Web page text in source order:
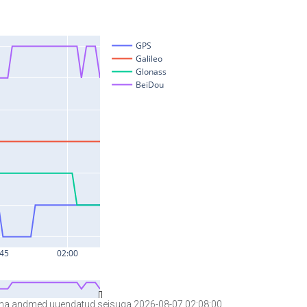
andmed uuendatud seisuga 2026-08-07 02:08:00